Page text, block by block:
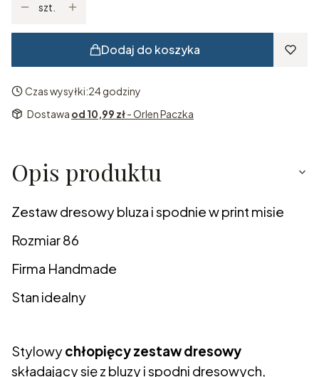
szt.
Dodaj do koszyka
Czas wysyłki:24 godziny
Dostawa od 10,99 zł- Orlen Paczka
Opis produktu
Zestaw dresowy bluza i spodnie w print misie
Rozmiar 86
Firma Handmade
Stan idealny
Stylowychłopięcy zestaw dresowy
składający się z bluzy i spodni dresowych,